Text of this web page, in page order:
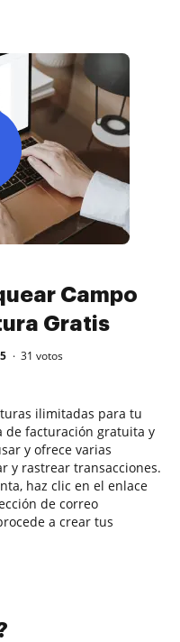
Campo
Gratis
31 votos
ilimitadas para tu
de facturación gratuita y
y ofrece varias
y rastrear transacciones.
haz clic en el enlace
de correo
a crear tus